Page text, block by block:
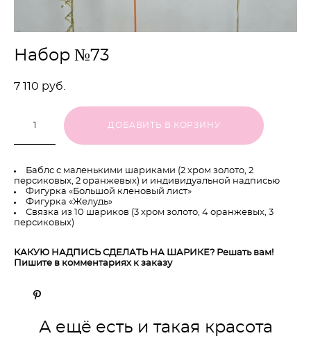
Набор №73
7 110 pуб.
ДОБАВИТЬ В КОРЗИНУ
Баблс с маленькими шариками (2 хром золото, 2
персиковых, 2 оранжевых) и индивидуальной надписью
Фигурка «Большой кленовый лист»
Фигурка «Желудь»
Связка из 10 шариков (3 хром золото, 4 оранжевых, 3
персиковых)
КАКУЮ НАДПИСЬ СДЕЛАТЬ НА ШАРИКЕ? Решать вам!
Пишите в комментариях к заказу
А ещё есть и такая красота